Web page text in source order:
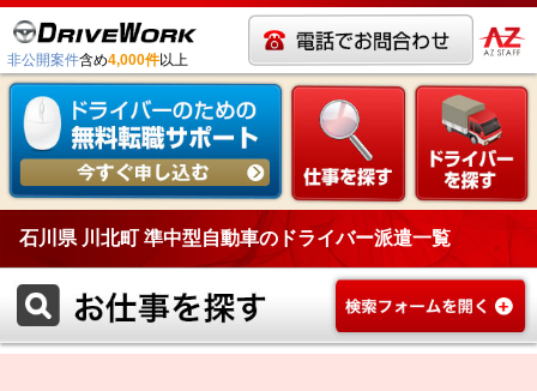
非公開案件含め4,000件以上
石川県 川北町 準中型自動車のドライバー派遣一覧